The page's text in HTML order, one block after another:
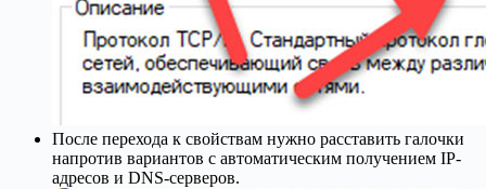
После перехода к свойствам нужно расставить галочки
напротив вариантов с автоматическим получением IP-
адресов и DNS-серверов.